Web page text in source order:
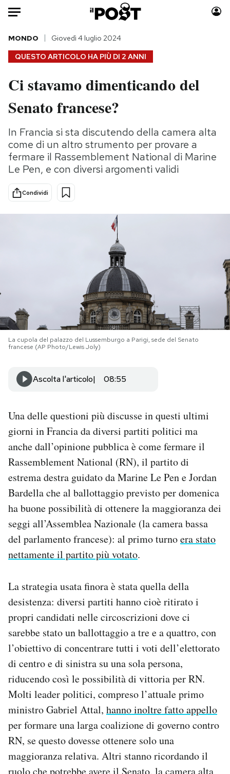
Auto
HOME
Italia
Politica
Tecnologia
Internet
Scienza
Cultura
Economia
Moda
Storie/Idee
Ok Boomer!
Media
Europa
I MIEI PREFERITI
SHOP
CALENDARIO
AREA PERSONALE
Area Personale
Newsletter
Notifiche mobile
Regala il Post
Hai bisogno di aiuto?
Esci
QUESTO ARTICOLO HA PIÙ DI 2 ANNI
MONDO Giovedì 4 luglio 2024
Ci stavamo dimenticando del
Senato francese?
In Francia si sta discutendo della camera alta
come di un altro strumento per provare a
fermare il Rassemblement National di Marine
Le Pen, e con diversi argomenti validi
Condividi
La cupola del palazzo del Lussemburgo a Parigi, sede del Senato
francese (AP Photo/Lewis Joly)
Ascolta l'articolo 08:55
Una delle questioni più discusse in questi ultimi
giorni in Francia da diversi partiti politici ma
anche dall’opinione pubblica è come fermare il
Rassemblement National (RN), il partito di
estrema destra guidato da Marine Le Pen e Jordan
Bardella che al ballottaggio previsto per domenica
ha buone possibilità di ottenere la maggioranza dei
seggi all’Assemblea Nazionale (la camera bassa
del parlamento francese): al primo turnoera stato
nettamente il partito più votato.
La strategia usata finora è stata quella della
desistenza: diversi partiti hanno cioè ritirato i
propri candidati nelle circoscrizioni dove ci
sarebbe stato un ballottaggio a tre e a quattro, con
l’obiettivo di concentrare tutti i voti dell’elettorato
di centro e di sinistra su una sola persona,
riducendo così le possibilità di vittoria per RN.
Molti leader politici, compreso l’attuale primo
ministro Gabriel Attal, hanno inoltre fatto appello
per formare una larga coalizione di governo contro
RN, se questo dovesse ottenere solo una
maggioranza relativa. Altri stanno ricordando il
ruolo che potrebbe avere il Senato, la camera alta